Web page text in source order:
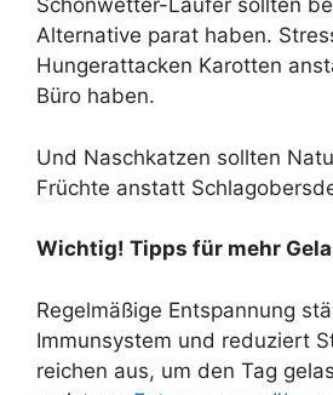
Schönwetter-Läufer sollten
Alternative parat haben.
Hungerattacken Karotten
Büro haben.
Und Naschkatzen sollten
Früchte anstatt
Wichtig! Tipps für mehr
Regelmäßige Entspannung
Immunsystem und reduziert
reichen aus, um den Tag